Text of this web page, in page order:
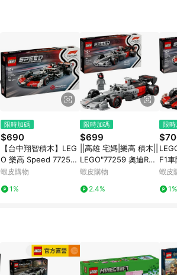
限時加碼
$690
【台中翔智積木】LEG
O 樂高 Speed 77250
MoneyGram Haas F1
蝦皮購物
1%
限時加碼
$699
||高雄 宅媽|樂高 積木||
LEGO"77259 奧迪Rev
olut F1 R26 賽車”
蝦皮購物
2.4%
限
F1
🟩電
蝦皮
1%